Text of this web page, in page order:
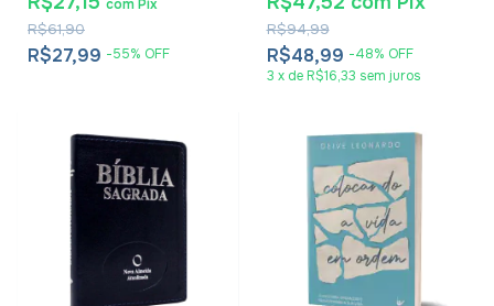
R$27,99 -55% OFF
R$61,90
comPix
R$48,99 -48% OFF
R$94,99
3 x de R$16,33 sem juros